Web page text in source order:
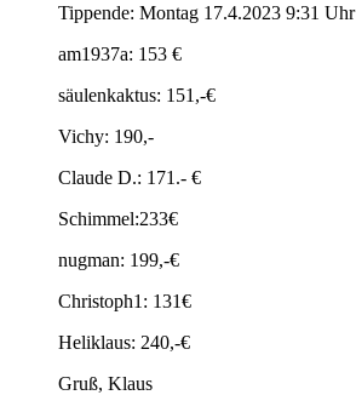
Tippende: Montag 17.4.2023 9:31 Uhr
am1937a: 153 €
säulenkaktus: 151,-€
Vichy: 190,-
Claude D.: 171.- €
Schimmel:233€
nugman: 199,-€
Christoph1: 131€
Heliklaus: 240,-€
Gruß, Klaus